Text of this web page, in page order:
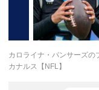
カロライナ・パンサーズの
カナルス【NFL】